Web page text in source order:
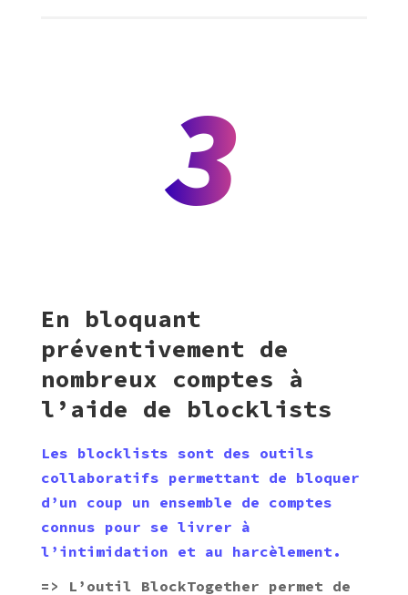
3
En bloquant
préventivement de
nombreux comptes à
l’aide de blocklists
Les blocklists sont des outils
collaboratifs permettant de bloquer
d’un coup un ensemble de comptes
connus pour se livrer à
l’intimidation et au harcèlement.
=> L’outil BlockTogether permet de